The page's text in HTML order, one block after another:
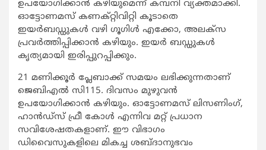
ഉപയോഗിക്കാന്‍ കഴിയുമെന്ന് കമ്പനി വ്യക്തമാക്കി.
ഓട്ടോണമസ് കണക്റ്റിവിറ്റി കൂടാതെ
ഇയര്‍ബഡ്ഡുകള്‍ വഴി ഗൂഗിള്‍ എക്കോ, അലക്‌സ
പ്രവര്‍ത്തിപ്പിക്കാന്‍ കഴിയും. ഇയര്‍ ബഡ്ഡുകള്‍
കൃത്യമായി ഇരിപ്പുറപ്പിക്കും.
21 മണിക്കൂര്‍ പ്ലേബാക്ക് സമയം ലഭിക്കുന്നതാണ്
ജെബിഎല്‍ സി115. ദിവസം മുഴുവന്‍
ഉപയോഗിക്കാന്‍ കഴിയും. ഓട്ടോണമസ് ലിസണിംഗ്,
ഹാന്‍ഡ്‌സ് ഫ്രീ കോള്‍ എന്നിവ മറ്റ് പ്രധാന
സവിശേഷതകളാണ്. ഈ വിഭാഗം
ഡിവൈസുകളിലെ മികച്ച ശബ്ദാനുഭവം